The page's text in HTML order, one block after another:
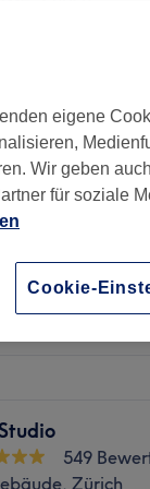
549
Zürich
eigene
Wir geben
für soziale
Cookie-